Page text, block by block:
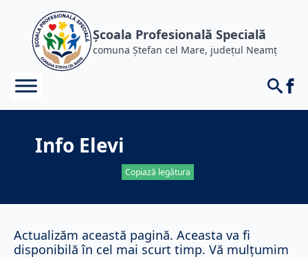
Școala Profesională Specială
comuna Ștefan cel Mare, județul Neamț
Info Elevi
Copiază legătura
Actualizăm această pagină. Aceasta va fi
disponibilă în cel mai scurt timp. Vă mulțumim